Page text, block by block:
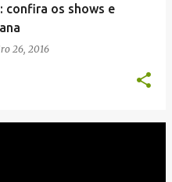
confira os shows e
26, 2016